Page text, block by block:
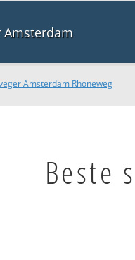
Amsterdam
Amsterdam Rhoneweg
Beste